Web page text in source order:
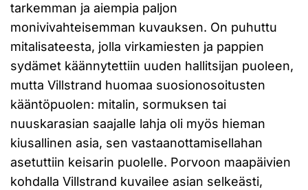
tarkemman ja aiempia paljon
monivivahteisemman kuvauksen. On puhuttu
mitalisateesta, jolla virkamiesten ja pappien
sydämet käännytettiin uuden hallitsijan puoleen,
mutta Villstrand huomaa suosionosoitusten
kääntöpuolen: mitalin, sormuksen tai
nuuskarasian saajalle lahja oli myös hieman
kiusallinen asia, sen vastaanottamisellahan
asetuttiin keisarin puolelle. Porvoon maapäivien
kohdalla Villstrand kuvailee asian selkeästi,